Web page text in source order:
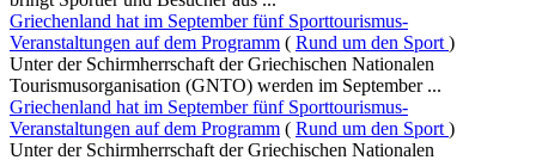
Griechenland hat im September fünf Sporttourismus-
Veranstaltungen auf dem Programm ( Rund um den Sport )
Unter der Schirmherrschaft der Griechischen Nationalen
Tourismusorganisation (GNTO) werden im September ...
Griechenland hat im September fünf Sporttourismus-
Veranstaltungen auf dem Programm ( Rund um den Sport )
Unter der Schirmherrschaft der Griechischen Nationalen